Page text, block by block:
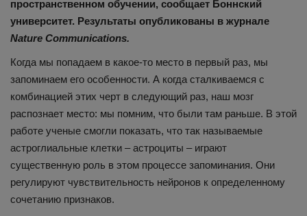
пространственном обучении, сообщает Боннский
университет. Результаты опубликованы в журнале
Nature Communications.
Когда мы попадаем в какое-то место в первый раз, мы
запоминаем его особенности. А когда сталкиваемся с
комбинацией этих черт в следующий раз, наш мозг
распознает место: мы помним, что были там раньше. В этой
работе ученые смогли показать, что так называемые
астроглиальные клетки – астроциты – играют
существенную роль в этом процессе запоминания. Они
регулируют чувствительность нейронов к определенному
сочетанию признаков.